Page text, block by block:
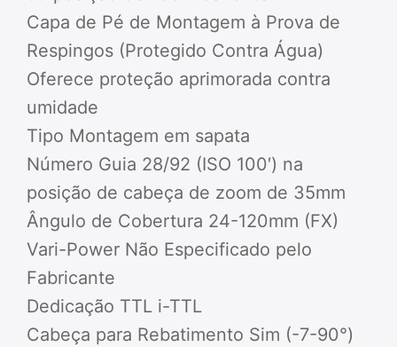
Capa de Pé de Montagem à Prova de
Respingos (Protegido Contra Água)
Oferece proteção aprimorada contra
umidade
Tipo Montagem em sapata
Número Guia 28/92 (ISO 100′) na
posição de cabeça de zoom de 35mm
Ângulo de Cobertura 24-120mm (FX)
Vari-Power Não Especificado pelo
Fabricante
Dedicação TTL i-TTL
Cabeça para Rebatimento Sim (-7-90°)